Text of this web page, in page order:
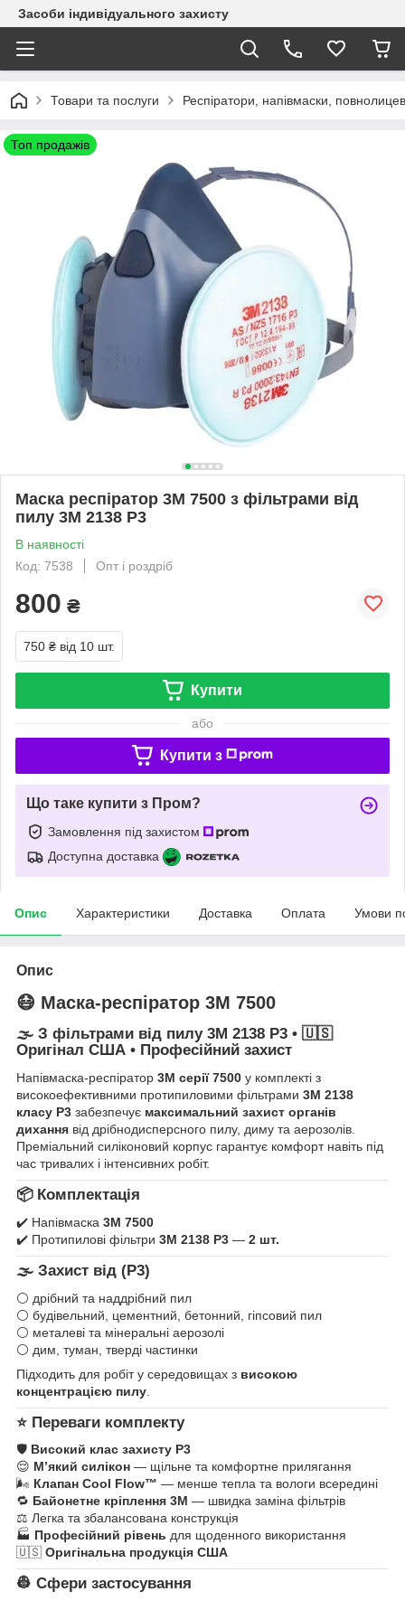
Засоби індивідуального захисту
Товари та послуги Респіратори, напівмаски,
Топ продажів
Маска респіратор 3М 7500 з фільтрами від
пилу 3М 2138 Р3
В наявності
Код: 7538
Опт і роздріб
800 ₴
750 ₴ від 10 шт.
Купити
або
Купити з
Що таке купити з Пром?
Замовлення під захистом
Доступна доставка
Опис Характеристики Доставка Оплата Умови
Опис
😷 Маска-респіратор 3M 7500
🌫️ З фільтрами від пилу 3M 2138 P3 • 🇺🇸
Оригінал США • Професійний захист
Напівмаска-респіратор 3M серії 7500 у комплекті з
високоефективними протипиловими фільтрами 3M 2138
класу P3 забезпечує максимальний захист органів
дихання від дрібнодисперсного пилу, диму та аерозолів.
Преміальний силіконовий корпус гарантує комфорт навіть під
час тривалих і інтенсивних робіт.
📦 Комплектація
✔️ Напівмаска 3M 7500
✔️ Протипилові фільтри 3M 2138 P3 — 2 шт.
🌫️ Захист від (P3)
⚪ дрібний та наддрібний пил
⚪ будівельний, цементний, бетонний, гіпсовий пил
⚪ металеві та мінеральні аерозолі
⚪ дим, туман, тверді частинки
Підходить для робіт у середовищах з високою
концентрацією пилу
⭐ Переваги комплекту
🛡️ Високий клас захисту P3
😌 М’який силікон — щільне та комфортне прилягання
🌬️ Клапан Cool Flow™ — менше тепла та вологи всередині
🔁 Байонетне кріплення 3M — швидка заміна фільтрів
⚖️ Легка та збалансована конструкція
🏭 Професійний рівень для щоденного використання
🇺🇸 Оригінальна продукція США
👷 Сфери застосування